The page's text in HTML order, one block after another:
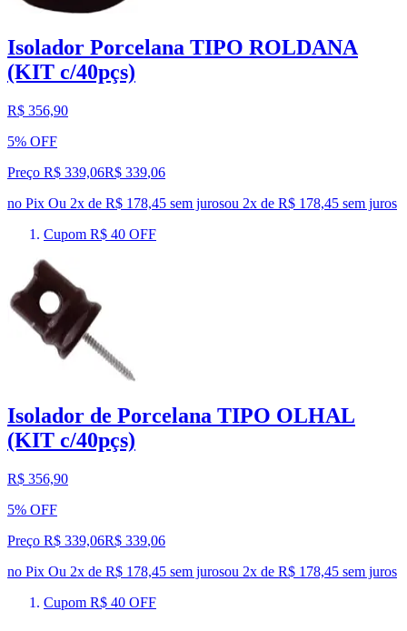
Isolador Porcelana TIPO ROLDANA
(KIT c/40pçs)
R$ 356,90
5% OFF
Preço R$ 339,06R$ 339,06
no Pix Ou 2x de R$ 178,45 sem jurosou 2x de R$ 178,45 sem juros
Cupom R$ 40 OFF
Isolador de Porcelana TIPO OLHAL
(KIT c/40pçs)
R$ 356,90
5% OFF
Preço R$ 339,06R$ 339,06
no Pix Ou 2x de R$ 178,45 sem jurosou 2x de R$ 178,45 sem juros
Cupom R$ 40 OFF